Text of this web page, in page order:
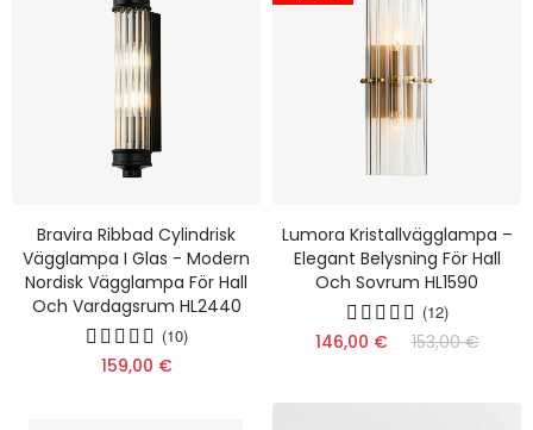
Bravira Ribbad Cylindrisk
Vägglampa I Glas - Modern
Nordisk Vägglampa För Hall
Och Vardagsrum HL2440
(10)
159,00 €
Lumora Kristallvägglampa –
Elegant Belysning För Hall
Och Sovrum HL1590
(12)
146,00 € 153,00 €